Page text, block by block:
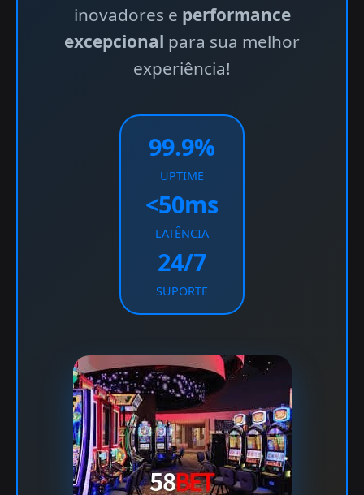
inovadores e performance
excepcional para sua melhor
experiência!
99.9%
UPTIME
<50ms
LATÊNCIA
24/7
SUPORTE